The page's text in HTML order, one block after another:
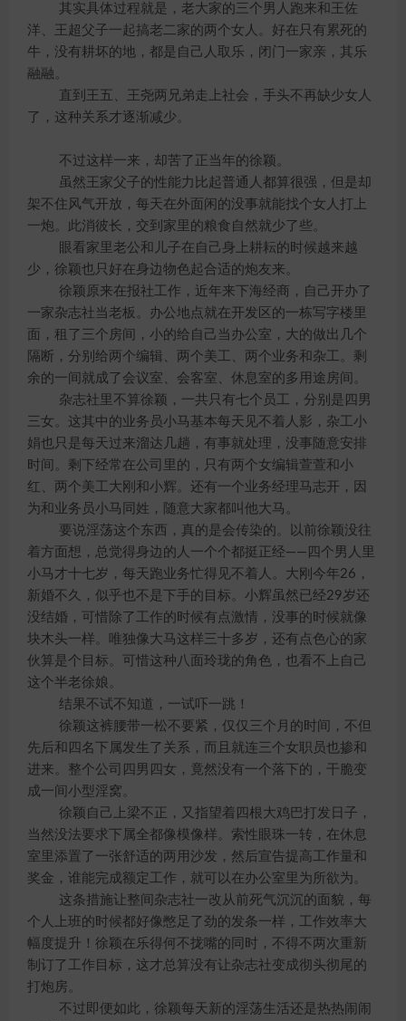
其实具体过程就是，老大家的三个男人跑来和王佐
洋、王超父子一起搞老二家的两个女人。好在只有累死的
牛，没有耕坏的地，都是自己人取乐，闭门一家亲，其乐
融融。
直到王五、王尧两兄弟走上社会，手头不再缺少女人
了，这种关系才逐渐减少。
不过这样一来，却苦了正当年的徐颖。
虽然王家父子的性能力比起普通人都算很强，但是却
架不住风气开放，每天在外面闲的没事就能找个女人打上
一炮。此消彼长，交到家里的粮食自然就少了些。
眼看家里老公和儿子在自己身上耕耘的时候越来越
少，徐颖也只好在身边物色起合适的炮友来。
徐颖原来在报社工作，近年来下海经商，自己开办了
一家杂志社当老板。办公地点就在开发区的一栋写字楼里
面，租了三个房间，小的给自己当办公室，大的做出几个
隔断，分别给两个编辑、两个美工、两个业务和杂工。剩
余的一间就成了会议室、会客室、休息室的多用途房间。
杂志社里不算徐颖，一共只有七个员工，分别是四男
三女。这其中的业务员小马基本每天见不着人影，杂工小
娟也只是每天过来溜达几趟，有事就处理，没事随意安排
时间。剩下经常在公司里的，只有两个女编辑萱萱和小
红、两个美工大刚和小辉。还有一个业务经理马志开，因
为和业务员小马同姓，随意大家都叫他大马。
要说淫荡这个东西，真的是会传染的。以前徐颖没往
着方面想，总觉得身边的人一个个都挺正经——四个男人里
小马才十七岁，每天跑业务忙得见不着人。大刚今年26，
新婚不久，似乎也不是下手的目标。小辉虽然已经29岁还
没结婚，可惜除了工作的时候有点激情，没事的时候就像
块木头一样。唯独像大马这样三十多岁，还有点色心的家
伙算是个目标。可惜这种八面玲珑的角色，也看不上自己
这个半老徐娘。
结果不试不知道，一试吓一跳！
徐颖这裤腰带一松不要紧，仅仅三个月的时间，不但
先后和四名下属发生了关系，而且就连三个女职员也掺和
进来。整个公司四男四女，竟然没有一个落下的，干脆变
成一间小型淫窝。
徐颖自己上梁不正，又指望着四根大鸡巴打发日子，
当然没法要求下属全都像模像样。索性眼珠一转，在休息
室里添置了一张舒适的两用沙发，然后宣告提高工作量和
奖金，谁能完成额定工作，就可以在办公室里为所欲为。
这条措施让整间杂志社一改从前死气沉沉的面貌，每
个人上班的时候都好像憋足了劲的发条一样，工作效率大
幅度提升！徐颖在乐得何不拢嘴的同时，不得不两次重新
制订了工作目标，这才总算没有让杂志社变成彻头彻尾的
打炮房。
不过即便如此，徐颖每天新的淫荡生活还是热热闹闹